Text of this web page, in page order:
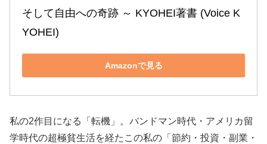
そして自由への奇跡 ～ KYOHEI著書 (Voice K
YOHEI)
Amazonで見る
私の2作目になる「転機」。バンドマン時代・アメリカ留
学時代の超極貧生活を経たこの私の「節約・投資・副業・